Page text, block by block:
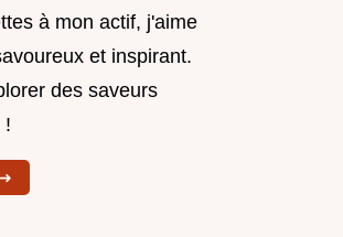
à mon actif, j'aime
et inspirant.
des saveurs
!